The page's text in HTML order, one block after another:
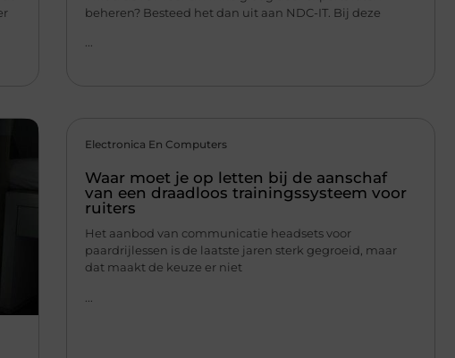
beheren? Besteed het dan uit aan NDC-IT. Bij deze
...
Electronica En Computers
Waar moet je op letten bij de aanschaf
van een draadloos trainingssysteem voor
ruiters
Het aanbod van communicatie headsets voor
paardrijlessen is de laatste jaren sterk gegroeid, maar
dat maakt de keuze er niet